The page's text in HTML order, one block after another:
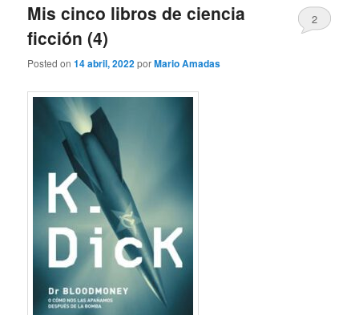
Mis cinco libros de ciencia
ficción (4)
Posted on14 abril, 2022porMario Amadas
2